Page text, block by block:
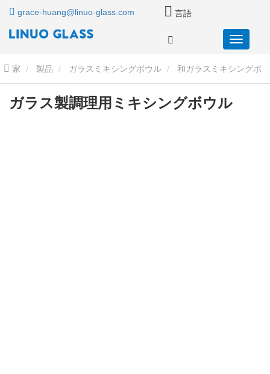
grace-huang@linuo-glass.com 言語
家 製品 ガラスミキシングボウル 和ガラスミキシングボ
ウル ガラス製調理用ミキシングボウル
ガラス製調理用ミキシングボウル